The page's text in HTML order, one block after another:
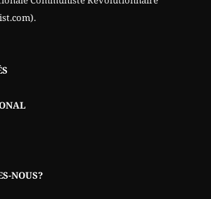
.
NOUS?